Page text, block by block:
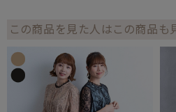
この商品を見た人はこの商品も